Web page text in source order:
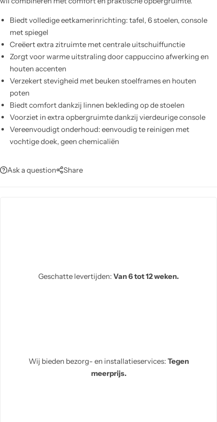
Biedt volledige eetkamerinrichting: tafel, 6 stoelen, console
met spiegel
Creëert extra zitruimte met centrale uitschuiffunctie
Zorgt voor warme uitstraling door cappuccino afwerking en
houten accenten
Verzekert stevigheid met beuken stoelframes en houten
poten
Biedt comfort dankzij linnen bekleding op de stoelen
Voorziet in extra opbergruimte dankzij vierdeurige console
Vereenvoudigt onderhoud: eenvoudig te reinigen met
vochtige doek, geen chemicaliën
Ask a question Share
Geschatte levertijden: Van 6 tot 12 weken.
Wij bieden bezorg- en installatieservices: Tegen
meerprijs.